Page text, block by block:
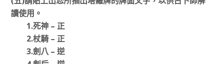
讀使用。
1.死神 – 正
2.杖騎 – 正
3.劍八 – 逆